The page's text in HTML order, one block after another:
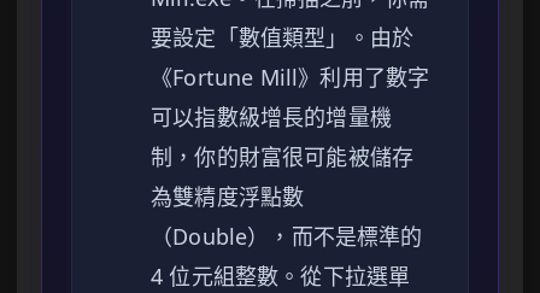
要設定「數值類型」。由於
《Fortune Mill》利用了數字
可以指數級增長的增量機
制，你的財富很可能被儲存
為雙精度浮點數
（Double），而不是標準的
4 位元組整數。從下拉選單